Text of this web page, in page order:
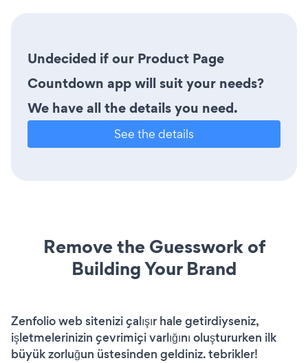
Undecided if our Product Page
Countdown app will suit your needs?
We have all the details you need.
See the details
Remove the Guesswork of
Building Your Brand
Zenfolio web sitenizi çalışır hale getirdiyseniz,
işletmelerinizin çevrimiçi varlığını oluştururken ilk
büyük zorluğun üstesinden geldiniz. tebrikler!